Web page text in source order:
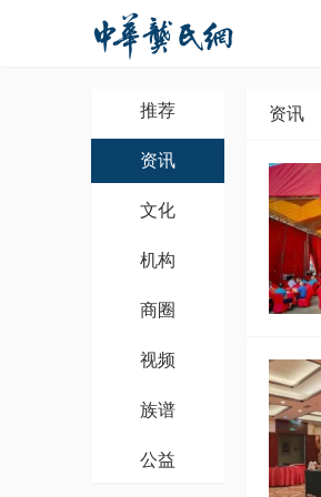
推荐
资讯
文化
机构
商圈
视频
族谱
公益
资讯